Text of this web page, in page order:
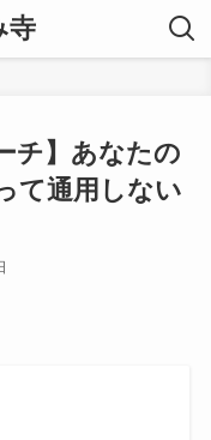
寺
チ】あなたの
て通用しない